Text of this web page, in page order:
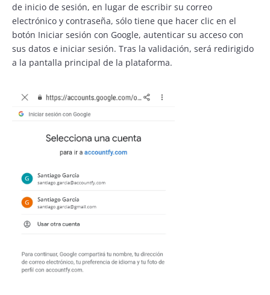
de inicio de sesión, en lugar de escribir su correo
electrónico y contraseña, sólo tiene que hacer clic en el
botón Iniciar sesión con Google, autenticar su acceso con
sus datos e iniciar sesión. Tras la validación, será redirigido
a la pantalla principal de la plataforma.